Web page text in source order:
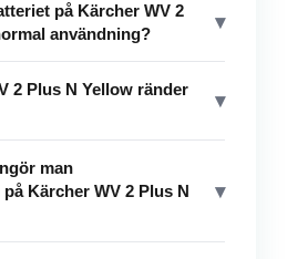
på Kärcher WV 2
användning?
▾
2 Plus N Yellow ränder
▾
man
Kärcher WV 2 Plus N
▾